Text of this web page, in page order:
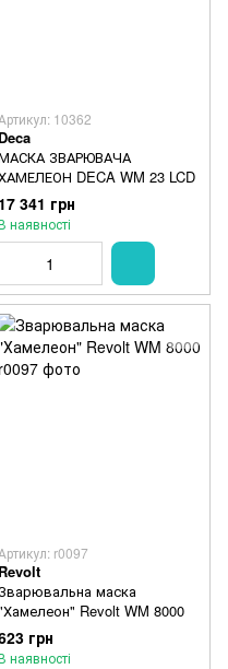
10362
Deca
ЗВАРЮВАЧА
DECA WM 23 LCD
17 341 грн
наявності
r0097
Revolt
Зварювальна маска
Revolt WM 8000
грн
наявності